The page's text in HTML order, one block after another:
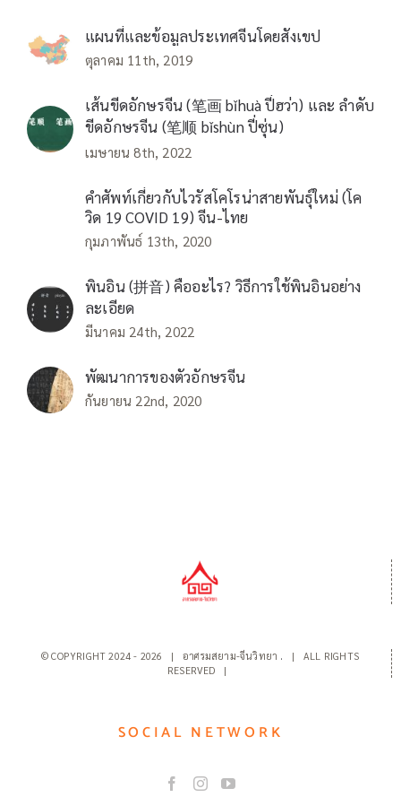
แผนที่และข้อมูลประเทศจีนโดยสังเขป
ตุลาคม 11th, 2019
เส้นขีดอักษรจีน (笔画 bǐhuà ปี่ฮว่า) และ ลำดับ
ขีดอักษรจีน (笔顺 bǐshùn ปี่ซุ่น)
เมษายน 8th, 2022
คำศัพท์เกี่ยวกับไวรัสโคโรน่าสายพันธุ์ใหม่ (โค
วิด 19 COVID 19) จีน-ไทย
กุมภาพันธ์ 13th, 2020
พินอิน (拼音) คืออะไร? วิธีการใช้พินอินอย่าง
ละเอียด
มีนาคม 24th, 2022
พัฒนาการของตัวอักษรจีน
กันยายน 22nd, 2020
© COPYRIGHT 2024 - 2026 | อาศรมสยาม-จีนวิทยา .
| ALL RIGHTS
RESERVED |
SOCIAL NETWORK